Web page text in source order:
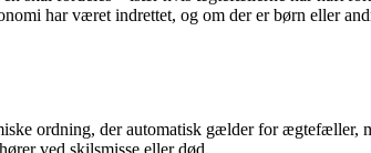
har været indrettet, og om der er børn eller
ordning, der automatisk gælder for
ved skilsmisse eller død.